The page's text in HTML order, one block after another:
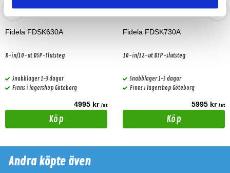
Fidela FDSK630A
8-in/10-ut DSP-Slutsteg
Snabblager 1-3 dagar
Finns i lagershop Göteborg
4995 kr /st
Köp
Fidela FDSK730A
10-in/12-ut DSP-slutsteg
Snabblager 1-3 dagar
Finns i lagershop Göteborg
5995 kr /st
Köp
Andra köpte även